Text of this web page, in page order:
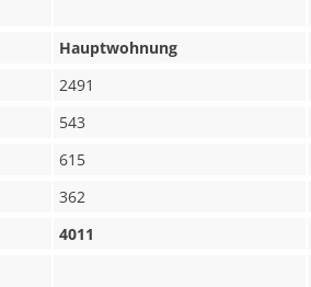
Hauptwohnung
2491
543
615
362
4011